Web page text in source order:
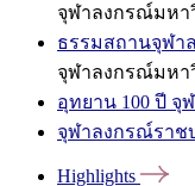
จุฬาลงกรณ์มหา
ธรรมสถานจุฬา
จุฬาลงกรณ์มหา
อุทยาน 100 ปี จุ
จุฬาลงกรณ์ราช
Highlights